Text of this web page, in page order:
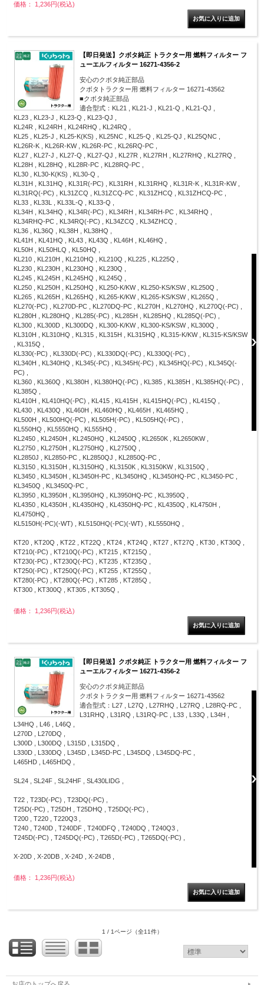
価格： 1,236円(税込)
【即日発送】クボタ純正 トラクター用 燃料フィルター フ
ューエルフィルター 16271-4356-2
安心のクボタ純正部品
クボタトラクター用 燃料フィルター 16271-43562
■クボタ純正部品
適合型式：KL21 , KL21-J , KL21-Q , KL21-QJ ,
KL23 , KL23-J , KL23-Q , KL23-QJ ,
KL24R , KL24RH , KL24RHQ , KL24RQ ,
KL25 , KL25-J , KL25-K(KS) , KL25NC , KL25-Q , KL25-QJ , KL25QNC ,
KL26R-K , KL26R-KW , KL26R-PC , KL26RQ-PC ,
KL27 , KL27-J , KL27-Q , KL27-QJ , KL27R , KL27RH , KL27RHQ , KL27RQ ,
KL28H , KL28HQ , KL28R-PC , KL28RQ-PC ,
KL30 , KL30-K(KS) , KL30-Q ,
KL31H , KL31HQ , KL31R(-PC) , KL31RH , KL31RHQ , KL31R-K , KL31R-KW ,
KL31RQ(-PC) , KL31ZCQ , KL31ZCQ-PC , KL31ZHCQ , KL31ZHCQ-PC ,
KL33 , KL33L , KL33L-Q , KL33-Q ,
KL34H , KL34HQ , KL34R(-PC) , KL34RH , KL34RH-PC , KL34RHQ ,
KL34RHQ-PC , KL34RQ(-PC) , KL34ZCQ , KL34ZHCQ ,
KL36 , KL36Q , KL38H , KL38HQ ,
KL41H , KL41HQ , KL43 , KL43Q , KL46H , KL46HQ ,
KL50H , KL50HLQ , KL50HQ ,
KL210 , KL210H , KL210HQ , KL210Q , KL225 , KL225Q ,
KL230 , KL230H , KL230HQ , KL230Q ,
KL245 , KL245H , KL245HQ , KL245Q ,
KL250 , KL250H , KL250HQ , KL250-K/KW , KL250-KS/KSW , KL250Q ,
KL265 , KL265H , KL265HQ , KL265-K/KW , KL265-KS/KSW , KL265Q ,
KL270(-PC) , KL270D-PC , KL270DQ-PC , KL270H , KL270HQ , KL270Q(-PC) ,
KL280H , KL280HQ , KL285(-PC) , KL285H , KL285HQ , KL285Q(-PC) ,
KL300 , KL300D , KL300DQ , KL300-K/KW , KL300-KS/KSW , KL300Q ,
KL310H , KL310HQ , KL315 , KL315H , KL315HQ , KL315-K/KW , KL315-KS/KSW
, KL315Q ,
KL330(-PC) , KL330D(-PC) , KL330DQ(-PC) , KL330Q(-PC) ,
KL340H , KL340HQ , KL345(-PC) , KL345H(-PC) , KL345HQ(-PC) , KL345Q(-
PC) ,
KL360 , KL360Q , KL380H , KL380HQ(-PC) , KL385 , KL385H , KL385HQ(-PC) ,
KL385Q ,
KL410H , KL410HQ(-PC) , KL415 , KL415H , KL415HQ(-PC) , KL415Q ,
KL430 , KL430Q , KL460H , KL460HQ , KL465H , KL465HQ ,
KL500H , KL500HQ(-PC) , KL505H(-PC) , KL505HQ(-PC) ,
KL550HQ , KL5550HQ , KL555HQ ,
KL2450 , KL2450H , KL2450HQ , KL2450Q , KL2650K , KL2650KW ,
KL2750 , KL2750H , KL2750HQ , KL2750Q ,
KL2850J , KL2850-PC , KL2850QJ , KL2850Q-PC ,
KL3150 , KL3150H , KL3150HQ , KL3150K , KL3150KW , KL3150Q ,
KL3450 , KL3450H , KL3450H-PC , KL3450HQ , KL3450HQ-PC , KL3450-PC ,
KL3450Q , KL3450Q-PC ,
KL3950 , KL3950H , KL3950HQ , KL3950HQ-PC , KL3950Q ,
KL4350 , KL4350H , KL4350HQ , KL4350HQ-PC , KL4350Q , KL4750H ,
KL4750HQ ,
KL5150H(-PC)(-WT) , KL5150HQ(-PC)(-WT) , KL5550HQ ,
KT20 , KT20Q , KT22 , KT22Q , KT24 , KT24Q , KT27 , KT27Q , KT30 , KT30Q ,
KT210(-PC) , KT210Q(-PC) , KT215 , KT215Q ,
KT230(-PC) , KT230Q(-PC) , KT235 , KT235Q ,
KT250(-PC) , KT250Q(-PC) , KT255 , KT255Q ,
KT280(-PC) , KT280Q(-PC) , KT285 , KT285Q ,
KT300 , KT300Q , KT305 , KT305Q ,
価格： 1,236円(税込)
【即日発送】クボタ純正 トラクター用 燃料フィルター フ
ューエルフィルター 16271-4356-2
安心のクボタ純正部品
クボタトラクター用 燃料フィルター 16271-43562
適合型式：L27 , L27Q , L27RHQ , L27RQ , L28RQ-PC ,
L31RHQ , L31RQ , L31RQ-PC , L33 , L33Q , L34H ,
L34HQ , L46 , L46Q ,
L270D , L270DQ ,
L300D , L300DQ , L315D , L315DQ ,
L330D , L330DQ , L345D , L345D-PC , L345DQ , L345DQ-PC ,
L465HD , L465HDQ ,
SL24 , SL24F , SL24HF , SL430LIDG ,
T22 , T23D(-PC) , T23DQ(-PC) ,
T25D(-PC) , T25DH , T25DHQ , T25DQ(-PC) ,
T200 , T220 , T220Q3 ,
T240 , T240D , T240DF , T240DFQ , T240DQ , T240Q3 ,
T245D(-PC) , T245DQ(-PC) , T265D(-PC) , T265DQ(-PC) ,
X-20D , X-20DB , X-24D , X-24DB ,
価格： 1,236円(税込)
1 / 1ページ （全11件）